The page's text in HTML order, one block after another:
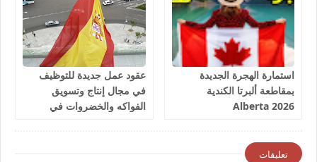
استمارة الهجرة الجديدة
بمقاطعة ألبرتا الكندية
Alberta 2026
عقود عمل جديدة للتوظيف
في مجال إنتاج وتسويق
الفواكه والخضروات في
تعليقات